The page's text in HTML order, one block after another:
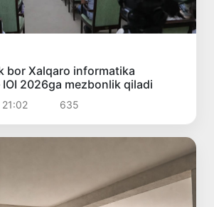
bor Xalqaro informatika
2026ga mezbonlik qiladi
635